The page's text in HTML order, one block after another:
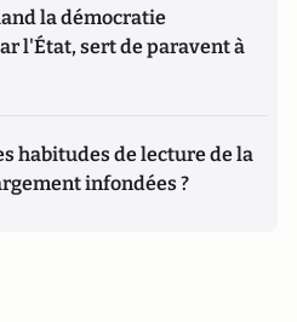
la démocratie
l'État, sert de paravent à
habitudes de lecture de la
infondées ?